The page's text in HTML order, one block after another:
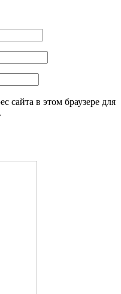
сайта в этом браузере для